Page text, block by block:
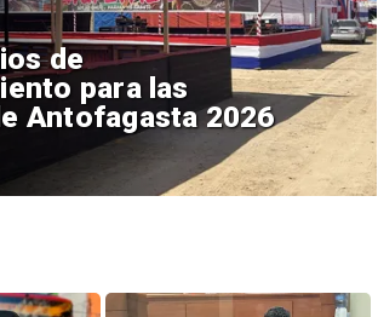
de
para las
Antofagasta 2026